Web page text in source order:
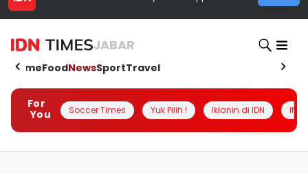
JABAR
HomeFoodNewsSportTravel
For
You
Soccer Times Yuk Pilih ! Iklanin di IDN